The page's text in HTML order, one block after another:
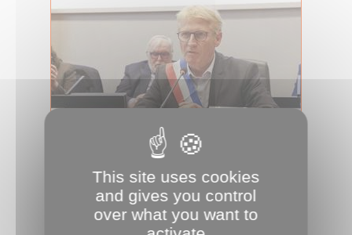
Ville et Métropole : des pôles pour
Les exécutifs de la Ville d’Amiens et
d’Amiens Métropole sont désormais
This site uses cookies
and gives you control
over what you want to